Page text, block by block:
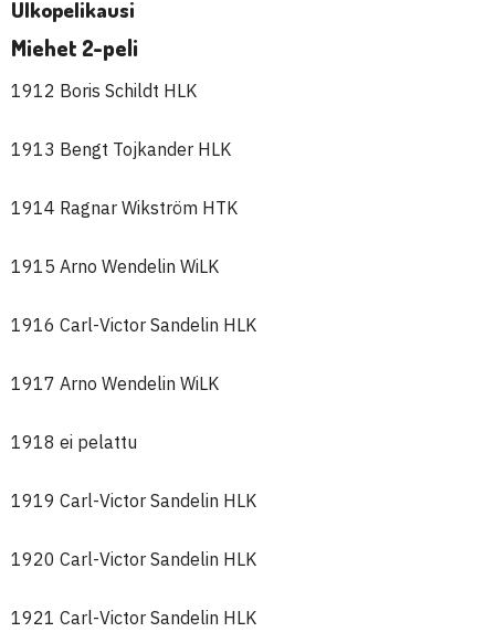
Ulkopelikausi
Miehet 2-peli
1912 Boris Schildt HLK
1913 Bengt Tojkander HLK
1914 Ragnar Wikström HTK
1915 Arno Wendelin WiLK
1916 Carl-Victor Sandelin HLK
1917 Arno Wendelin WiLK
1918 ei pelattu
1919 Carl-Victor Sandelin HLK
1920 Carl-Victor Sandelin HLK
1921 Carl-Victor Sandelin HLK